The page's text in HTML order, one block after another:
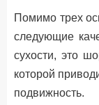
Помимо трех
следующие
сухости, это
которой